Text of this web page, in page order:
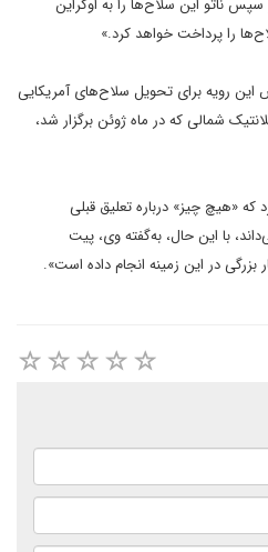
ناتو این سلاح‌ها را به اوکراین
را پرداخت خواهد کرد.»
این رویه برای تحویل سلاح‌های آمریکایی
شمالی که در ماه ژوئن برگزار شد،
«هیچ چیز» درباره تعلیق قبلی
با این حال، به‌گفته وی، پیت
در این زمینه انجام داده است».